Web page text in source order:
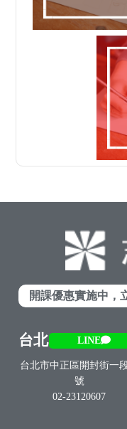
開課優惠實施中，
台北 LINE
台北市中正區開封街一
號
02-23120607